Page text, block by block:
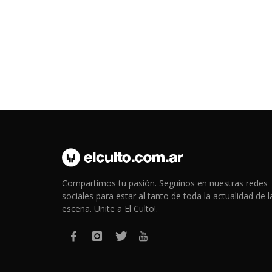
Compartimos tu pasión. Seguinos en nuestras redes
sociales para estar al tanto de toda la actualidad de
escena. Unite a El Culto!.